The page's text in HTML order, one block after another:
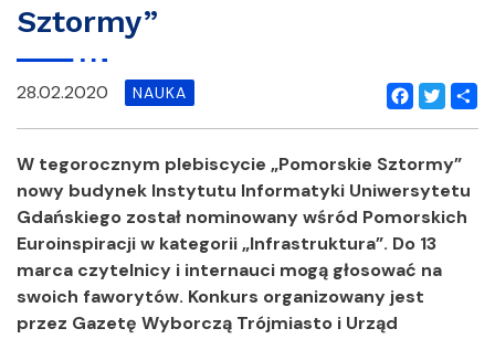
Sztormy”
Facebook
Twitter
28.02.2020 NAUKA
W tegorocznym plebiscycie „Pomorskie Sztormy”
nowy budynek Instytutu Informatyki Uniwersytetu
Gdańskiego został nominowanywśród Pomorskich
Euroinspiracjiw kategorii „Infrastruktura”. Do 13
marca czytelnicy i internauci mogą głosować na
swoich faworytów. Konkurs organizowany jest
przez Gazetę Wyborczą Trójmiasto i Urząd